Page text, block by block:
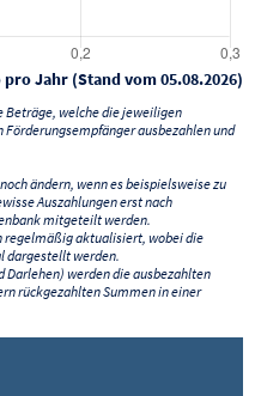
Jahr (Stand vom 05.08.2026)
Beträge, welche die jeweiligen
ausbezahlen und
ändern, wenn es beispielsweise zu
Auszahlungen erst nach
mitgeteilt werden.
regelmäßig aktualisiert, wobei die
dargestellt werden.
Darlehen) werden die ausbezahlten
rückgezahlten Summen in einer